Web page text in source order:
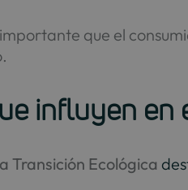
que el
influyen en
Transición Ecológica